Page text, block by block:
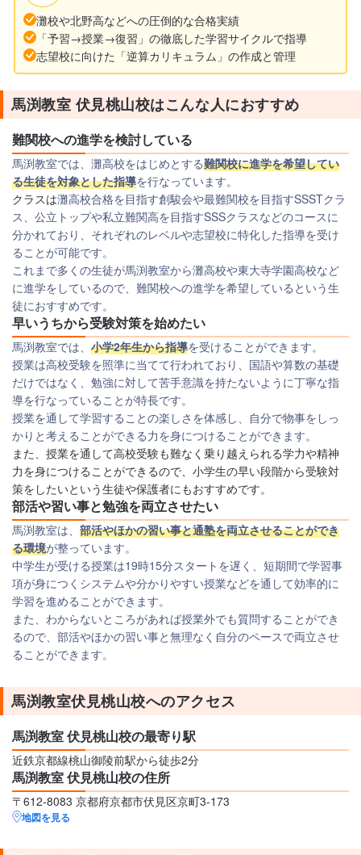
灘校や北野高などへの圧倒的な合格実績
「予習→授業→復習」の徹底した学習サイクルで指導
志望校に向けた「逆算カリキュラム」の作成と管理
馬渕教室 伏見桃山校はこんな人におすすめ
難関校への進学を検討している
馬渕教室では、灘高校をはじめとする難関校に進学を希望してい
る生徒を対象とした指導を行なっています。
クラスは灘高校合格を目指す創駿会や最難関校を目指すSSSTクラ
ス、公立トップや私立難関高を目指すSSSクラスなどのコースに
分かれており、それぞれのレベルや志望校に特化した指導を受け
ることが可能です。
これまで多くの生徒が馬渕教室から灘高校や東大寺学園高校など
に進学をしているので、難関校への進学を希望しているという生
徒におすすめです。
早いうちから受験対策を始めたい
馬渕教室では、 小学2年生から指導を受けることができます。
授業は高校受験を照準に当てて行われており、国語や算数の基礎
だけではなく、勉強に対して苦手意識を持たないように丁寧な指
導を行なっていることが特長です。
授業を通して学習することの楽しさを体感し、自分で物事をしっ
かりと考えることができる力を身につけることができます。
また、授業を通して高校受験も難なく乗り越えられる学力や精神
力を身につけることができるので、小学生の早い段階から受験対
策をしたいという生徒や保護者にもおすすめです。
部活や習い事と勉強を両立させたい
馬渕教室は、 部活やほかの習い事と通塾を両立させることができ
る環境が整っています。
中学生が受ける授業は19時15分スタートを遅く、 短期間で学習事
項が身につくシステムや分かりやすい授業などを通して効率的に
学習を進めることができます。
また、わからないところがあれば授業外でも質問することができ
るので、部活やほかの習い事と無理なく自分のペースで両立させ
ることができます。
馬渕教室伏見桃山校へのアクセス
馬渕教室 伏見桃山校の最寄り駅
近鉄京都線桃山御陵前駅から徒歩2分
馬渕教室 伏見桃山校の住所
〒612-8083 京都府京都市伏見区京町3-173
地図を見る